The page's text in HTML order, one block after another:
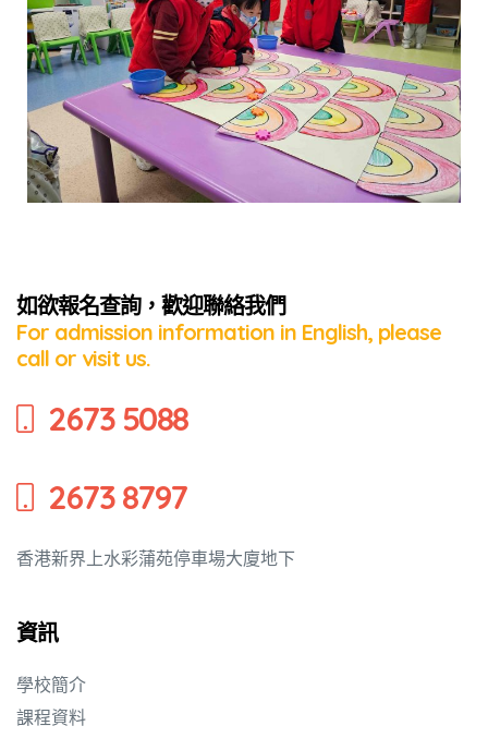
如欲報名查詢，歡迎聯絡我們
For admission information in English, please
call or visit us.
2673 5088
2673 8797
香港新界上水彩蒲苑停車場大廈地下
資訊
學校簡介
課程資料
養幼兒